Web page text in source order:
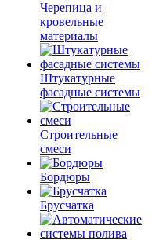
Черепица и
кровельные
материалы
Штукатурные
фасадные системы
Строительные
смеси
Бордюры
Брусчатка